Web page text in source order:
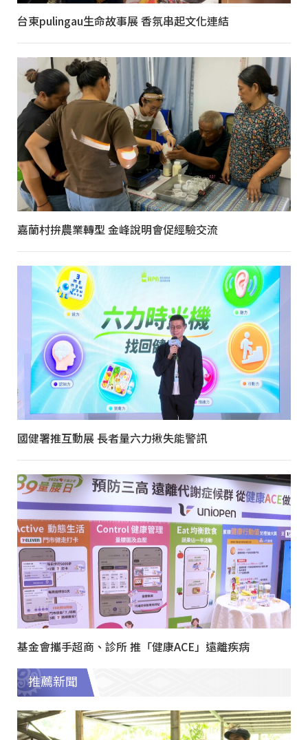
台東pulingau生命故事展 香氛串起文化連結
嘉蘭村拚農業轉型 金峰說明會促經驗交流
國健署推互動展 長者量六力揪失能警訊
基金會攜手超商、診所 推「健康ACE」遠離疾病
推薦新聞